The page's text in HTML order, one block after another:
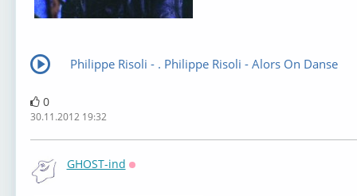
Philippe Risoli - . Philippe Risoli - Alors On Danse
0
30.11.2012 19:32
GHOST-ind